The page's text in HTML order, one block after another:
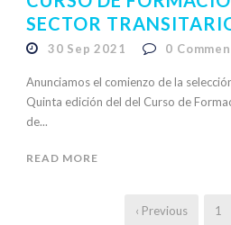
SECTOR
30 Sep 2021 0
Anunciamos el comienzo de la
Quinta edición del del Curso de
de...
READ MORE
‹ Previous 1